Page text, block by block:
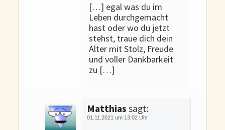
[…] egal was du im
Leben durchgemacht
hast oder wo du jetzt
stehst, traue dich dein
Alter mit Stolz, Freude
und voller Dankbarkeit
zu […]
Matthias sagt:
01.11.2021 um 13:02 Uhr